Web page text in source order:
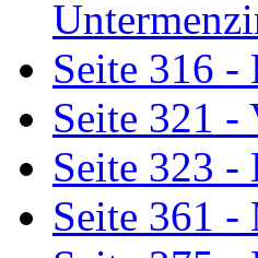
Seite 316 -
Seite 321 -
Seite 323
Seite 361 -